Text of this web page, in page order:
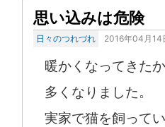
思い込みは危険
日々のつれづれ 2016年04月14
暖かくなってきた
多くなりました。
実家で猫を飼って